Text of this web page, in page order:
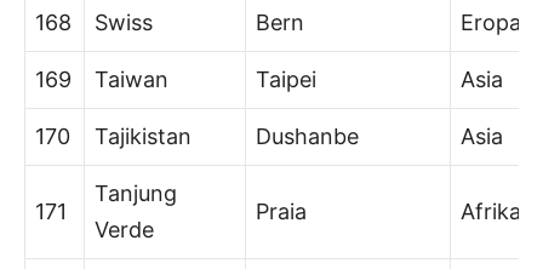
168 Swiss Bern Eropa
169 Taiwan Taipei Asia
170 Tajikistan Dushanbe Asia
171
Tanjung
Verde
Praia Afrika